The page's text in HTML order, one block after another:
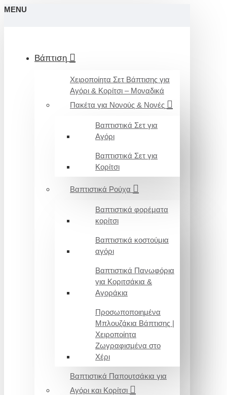
MENU
Βάπτιση
Χειροποίητα Σετ Βάπτισης για
Αγόρι & Κορίτσι – Μοναδικά
Πακέτα για Νονούς & Νονές
Βαπτιστικά Σετ για
Αγόρι
Βαπτιστικά Σετ για
Κορίτσι
Βαπτιστικά Ρούχα
Βαπτιστικά φορέματα
κορίτσι
Βαπτιστικά κοστούμια
αγόρι
Βαπτιστικά Πανωφόρια
για Κοριτσάκια &
Αγοράκια
Προσωποποιημένα
Μπλουζάκια Βάπτισης |
Χειροποίητα
Ζωγραφισμένα στο
Χέρι
Βαπτιστικά Παπουτσάκια για
Αγόρι και Κορίτσι